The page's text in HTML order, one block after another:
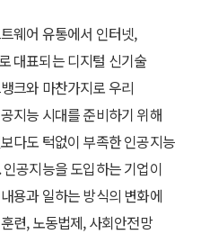
웨어 유통에서 인터넷,
대표되는 디지털 신기술
크와 마찬가지로 우리
지능 시대를 준비하기 위해
다도 턱없이 부족한 인공지능
공지능을 도입하는 기업이
용과 일하는 방식의 변화에
련, 노동법제, 사회안전망